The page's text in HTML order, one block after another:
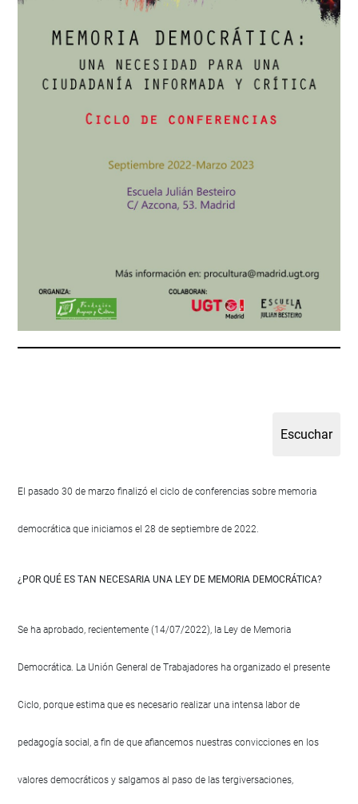
El pasado 30 de marzo finalizó el ciclo de conferencias sobre memoria
democrática que iniciamos el 28 de septiembre de 2022.
¿POR QUÉ ES TAN NECESARIA UNA LEY DE MEMORIA DEMOCRÁTICA?
Se ha aprobado, recientemente (14/07/2022), la Ley de Memoria
Democrática. La Unión General de Trabajadores ha organizado el presente
Ciclo, porque estima que es necesario realizar una intensa labor de
pedagogía social, a fin de que afiancemos nuestras convicciones en los
valores democráticos y salgamos al paso de las tergiversaciones,